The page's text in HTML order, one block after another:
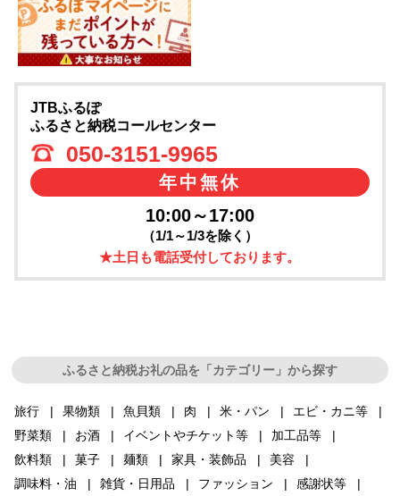
JTBふるぽ
ふるさと納税コールセンター
050-3151-9965
年中無休
10:00～17:00
（1/1～1/3を除く）
★土日も電話受付しております。
ふるさと納税お礼の品を「カテゴリー」から探す
旅行 果物類 魚貝類 肉 米・パン
エビ・カニ等
野菜類
お酒 イベントやチケット等
加工品等
飲料類
菓子 麺類 家具・装飾品
美容
調味料・油
雑貨・日用品 ファッション
感謝状等